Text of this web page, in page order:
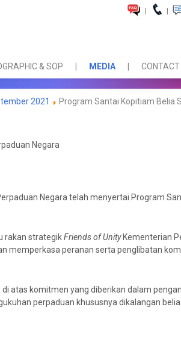
| |
& SOP MEDIA CONTACT
2021
Program Santai Kopitiam Belia
Negara
Negara telah menyertai Program
rakan strategikFriends of UnityKementerian
memperkasa peranan serta penglibatan
atas komitmen yang diberikan dalam
perpaduan khususnya dikalangan belia.